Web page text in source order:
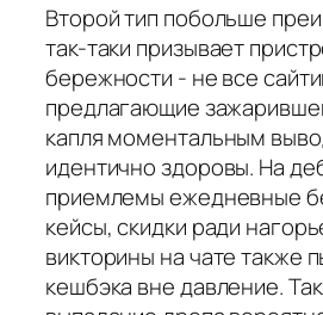
Второй тип побольше
так-таки призывает
бережности - не все
предлагающие
капля моментальным
идентично здоровы. На
приемлемы ежедневные
кейсы, скидки ради
викторины на чате также
кешбэка вне давление.